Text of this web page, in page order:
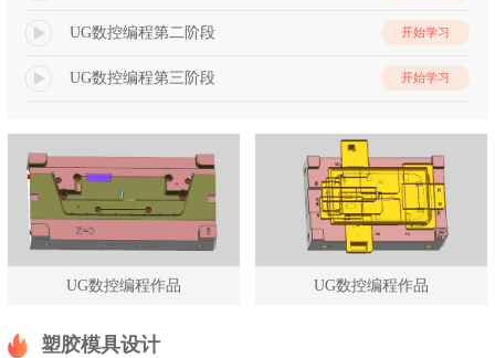
UG数控编程第二阶段 开始学习
UG数控编程第三阶段 开始学习
UG数控编程作品 UG数控编程作品
塑胶模具设计